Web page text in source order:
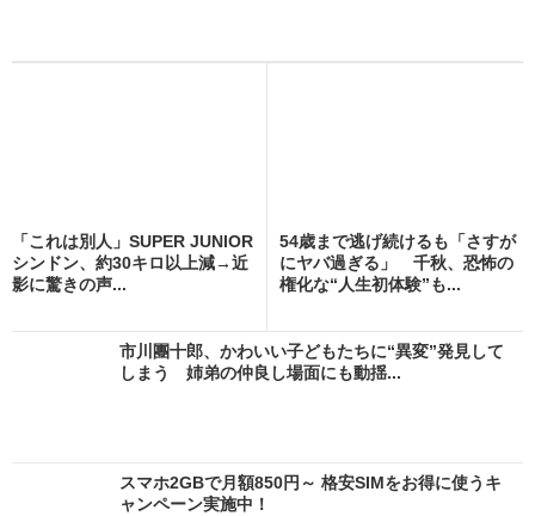
「これは別人」SUPER JUNIOR
シンドン、約30キロ以上減→近
影に驚きの声...
54歳まで逃げ続けるも「さすが
にヤバ過ぎる」 千秋、恐怖の
権化な“人生初体験”も...
市川團十郎、かわいい子どもたちに“異変”発見して
しまう 姉弟の仲良し場面にも動揺...
スマホ2GBで月額850円～ 格安SIMをお得に使うキ
ャンペーン実施中！